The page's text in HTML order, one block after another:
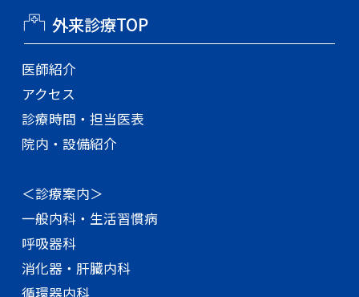
外来診療TOP
医師紹介
アクセス
診療時間・担当医表
院内・設備紹介
＜診療案内＞
一般内科・生活習慣病
呼吸器科
消化器・肝臓内科